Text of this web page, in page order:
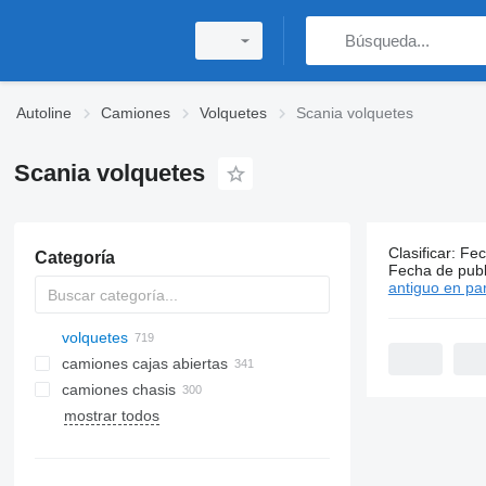
Autoline Camiones Volquetes Scania volquetes
Scania volquetes
Categoría
volquetes
camiones cajas abiertas
camiones chasis
mostrar todos
719
Clasificar:
Fecha de
antiguo en